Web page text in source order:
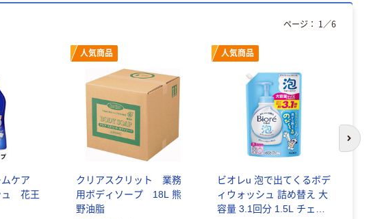
ケア
ュ 花王
人気商品
クリアスクリット 業務
用ボディソープ 18L 熊
野油脂
人気商品
ビオレu 泡で出てくるボデ
ィウォッシュ 詰め替え 大
容量 3.1回分 1.5L チェー
ページ： 1 ／6
次
ジナル
組 5個
オリジ
ッシュ
証
ル トイ
王製紙
トイ
ナー
150組 5箱入 ア
スクル スマート
コンパクト ビ
ビッド PEFC認
証
￥328~
本気プライス
トイレットペー
ｍ 再生紙
100% 6ロール
リサイクル100
￥460~